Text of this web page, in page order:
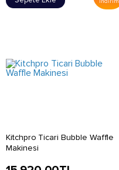
Kitchpro Ticari Bubble Waffle
Makinesi